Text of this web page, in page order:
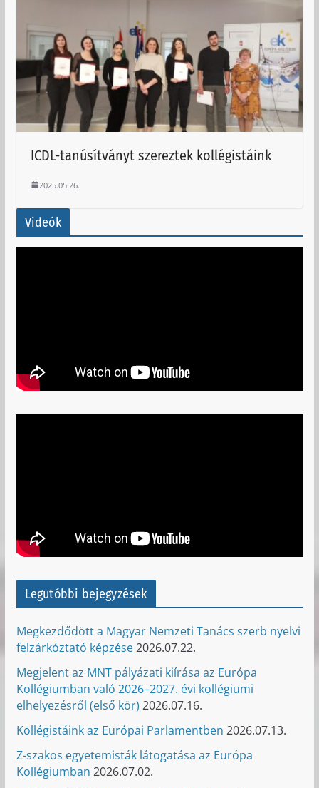
ICDL-tanúsítványt szereztek kollégistáink
2025.05.26.
Videók
Legutóbbi bejegyzések
Megkezdődött a Magyar Nemzeti Tanács szerb nyelvi
felzárkóztató képzése2026.07.22.
Megjelent az MNT pályázati kiírása az Európa
Kollégiumban való 2026–2027. évi kollégiumi
elhelyezésről (első kör) 2026.07.16.
Kollégistáink az Európai Parlamentben 2026.07.13.
Z-szakos egyetemisták látogatása az Európa
Kollégiumban 2026.07.02.